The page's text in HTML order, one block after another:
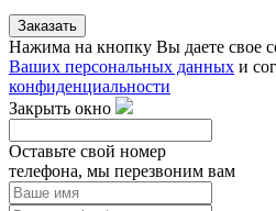
Заказать
Нажима на кнопку Вы даете свое
Ваших персональных данных и
конфиденциальности
Закрыть окно
Оставьте свой номер
телефона, мы перезвоним вам